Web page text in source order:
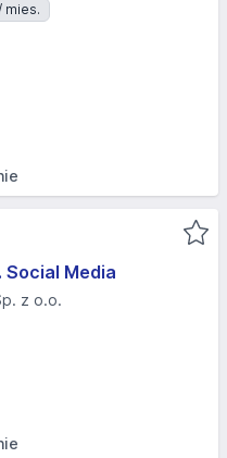
mies.
Social Media
z o.o.